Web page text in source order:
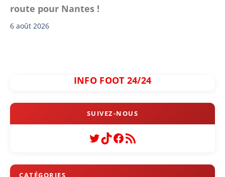
route pour Nantes !
6 août 2026
INFO FOOT 24/24
Twitter
TikTok
Facebook
Flux RSS